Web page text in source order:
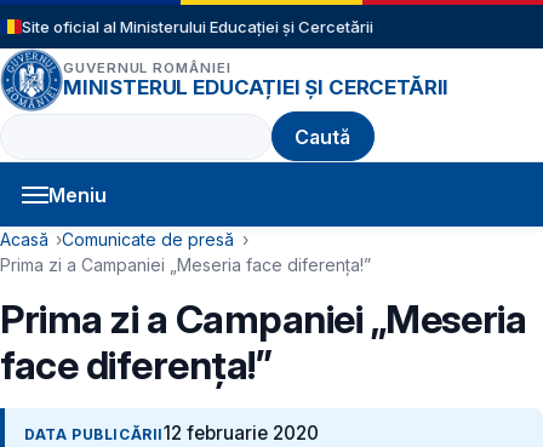
Sari la conținutul principal
Site oficial al Ministerului Educației și Cercetării
GUVERNUL ROMÂNIEI
MINISTERUL EDUCAȚIEI ȘI CERCETĂRII
Caută
Meniu
Navigație principală
Cale de navigare
Acasă
Comunicate de presă
Prima zi a Campaniei „Meseria face diferenţa!”
Prima zi a Campaniei „Meseria
face diferenţa!”
DATA PUBLICĂRII12 februarie 2020